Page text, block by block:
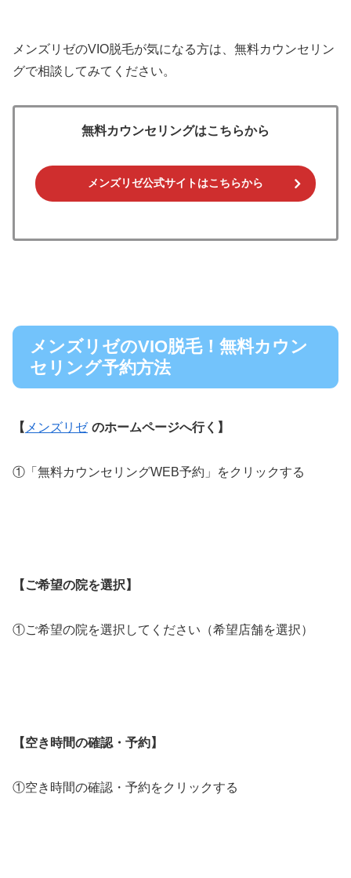
メンズリゼのVIO脱毛が気になる方は、無料カウンセリン
グで相談してみてください。
無料カウンセリングはこちらから
メンズリゼ公式サイトはこちらから
メンズリゼのVIO脱毛！無料カウン
セリング予約方法
【 メンズリゼ のホームページへ行く】
①「無料カウンセリングWEB予約」をクリックする
【ご希望の院を選択】
①ご希望の院を選択してください（希望店舗を選択）
【空き時間の確認・予約】
①空き時間の確認・予約をクリックする